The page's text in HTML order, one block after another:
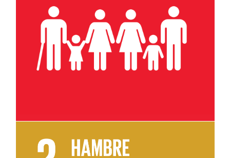
Leer más sobre el objetivo 1